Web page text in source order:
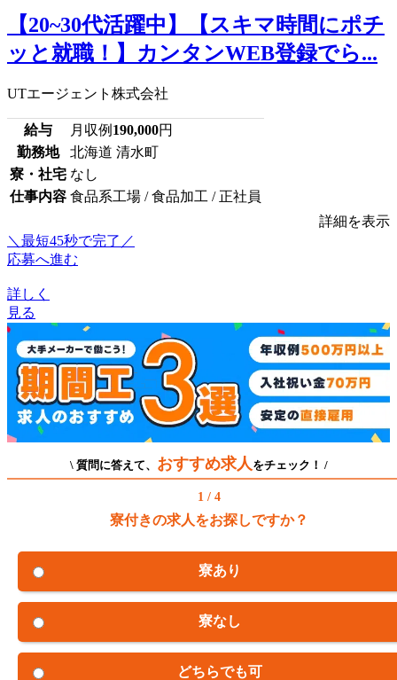
【20~30代活躍中】【スキマ時間にポチ
ッと就職！】カンタンWEB登録でら...
UTエージェント株式会社
給与 月収例 190,000円
勤務地
北海道 清水町
寮・社宅 なし
仕事内容 食品系工場 / 食品加工 / 正社員
詳細を表示
＼最短45秒で完了／
応募へ進む
詳しく
見る
\ 質問に答えて、 おすすめ求人 をチェック！ /
1 / 4
寮付きの求人をお探しですか？
寮あり
寮なし
どちらでも可